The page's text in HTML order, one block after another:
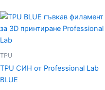
TPU
TPU СИН от Professional Lab
BLUE